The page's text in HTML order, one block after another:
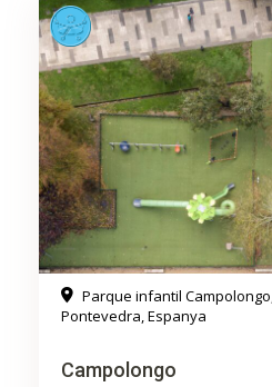
Parque infantil
Pontevedra, Espanya
Campolongo